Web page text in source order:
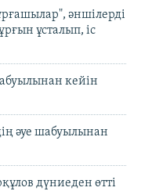
әншілерді
ұсталып, іс
кейін
әуе шабуылынан
дүниеден өтті